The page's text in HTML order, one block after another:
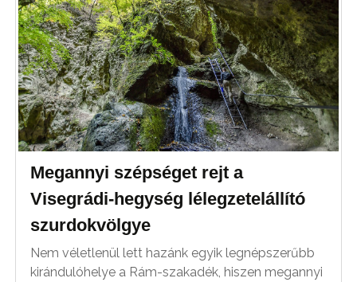
Megannyi szépséget rejt a
Visegrádi-hegység lélegzetelállító
szurdokvölgye
Nem véletlenül lett hazánk egyik legnépszerűbb
kirándulóhelye a Rám-szakadék, hiszen megannyi